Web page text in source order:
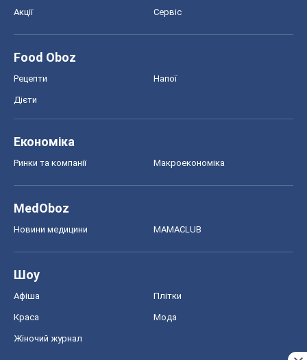
Акції Сервіс
Food Oboz
Рецепти Напої
Дієти
Економіка
Ринки та компанії Макроекономіка
MedOboz
Новини медицини MAMACLUB
Шоу
Афіша Плітки
Краса Мода
Жіночий журнал